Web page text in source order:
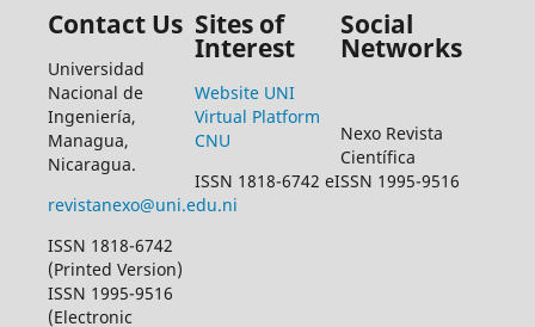
Contact Us
Universidad
Nacional de
Ingeniería,
Managua,
Nicaragua.
revistanexo@uni.edu.ni
ISSN 1818-6742
(Printed Version)
ISSN 1995-9516
(Electronic
Sites of
Interest
Website UNI
Virtual Platform
CNU
Social
Networks
Nexo Revista
Científica
ISSN 1818-6742 eISSN 1995-9516